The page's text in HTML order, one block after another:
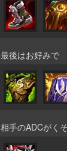
最後はお好みで
相手のADCがく